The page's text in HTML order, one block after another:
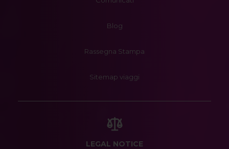
Blog
Rassegna Stampa
Sitemap viaggi
LEGAL NOTICE